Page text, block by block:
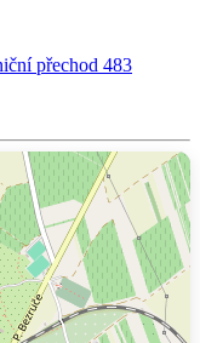
přechod 483